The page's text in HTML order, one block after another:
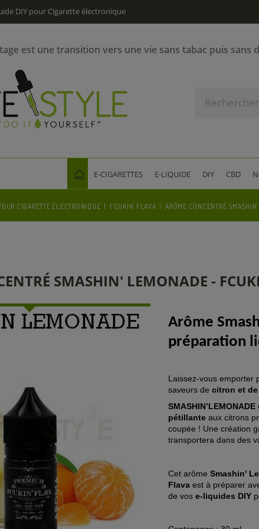
DIY pour Cigarette électronique
est une transition vers une vie sans tabac puis sans
E-CIGARETTES E-LIQUIDE DIY CBD
CIGARETTE ÉLECTRONIQUE FCUKIN' FLAVA ARÔME CONCENTRÉ
SMASHIN' LEMONADE -
Arôme
préparation
Laissez-vous emporter
saveurs de citron et
SMASHIN’LEMONADE
pétillanteaux citrons
coupée ! Une création
transportera dans des
Cet arôme Smashin'
Flavaest à préparer
de vos e-liquides DIY